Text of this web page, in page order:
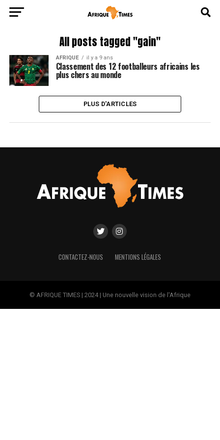
All posts tagged "gain"
AFRIQUE il y a 9 ans
Classement des 12 footballeurs africains les
plus chers au monde
PLUS D'ARTICLES
CONTACTEZ-NOUS MENTIONS LÉGALES
© AFRIQUE TIMES | 2024 | Une nouvelle vision de l'Afrique